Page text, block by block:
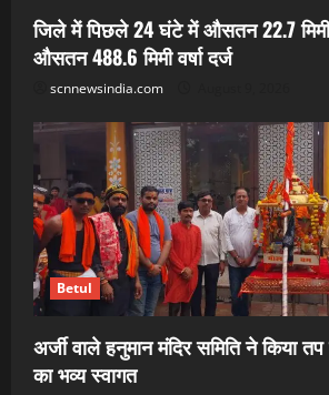
जिले में पिछले 24 घंटे में औसतन 22.7 मिमी
औसतन 488.6 मिमी वर्षा दर्ज
scnnewsindia.com
Betul
अर्जी वाले हनुमान मंदिर समिति ने किया
का भव्य स्वागत